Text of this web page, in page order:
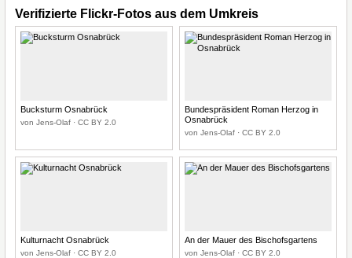
Verifizierte Flickr-Fotos aus dem Umkreis
Bucksturm Osnabrück
von Jens-Olaf · CC BY 2.0
Bundespräsident Roman Herzog in
Osnabrück
von Jens-Olaf · CC BY 2.0
Kulturnacht Osnabrück
von Jens-Olaf · CC BY 2.0
An der Mauer des Bischofsgartens
von Jens-Olaf · CC BY 2.0